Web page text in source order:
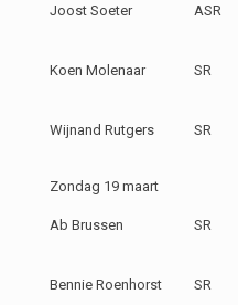
Joost Soeter ASR
Koen Molenaar SR
Wijnand Rutgers SR
Zondag 19 maart
Ab Brussen SR
Bennie Roenhorst SR